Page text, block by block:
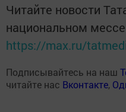
Читайте новости
национальном
https://max.ru/
Подписывайтесь на наш
читайте нас Вконтакте,